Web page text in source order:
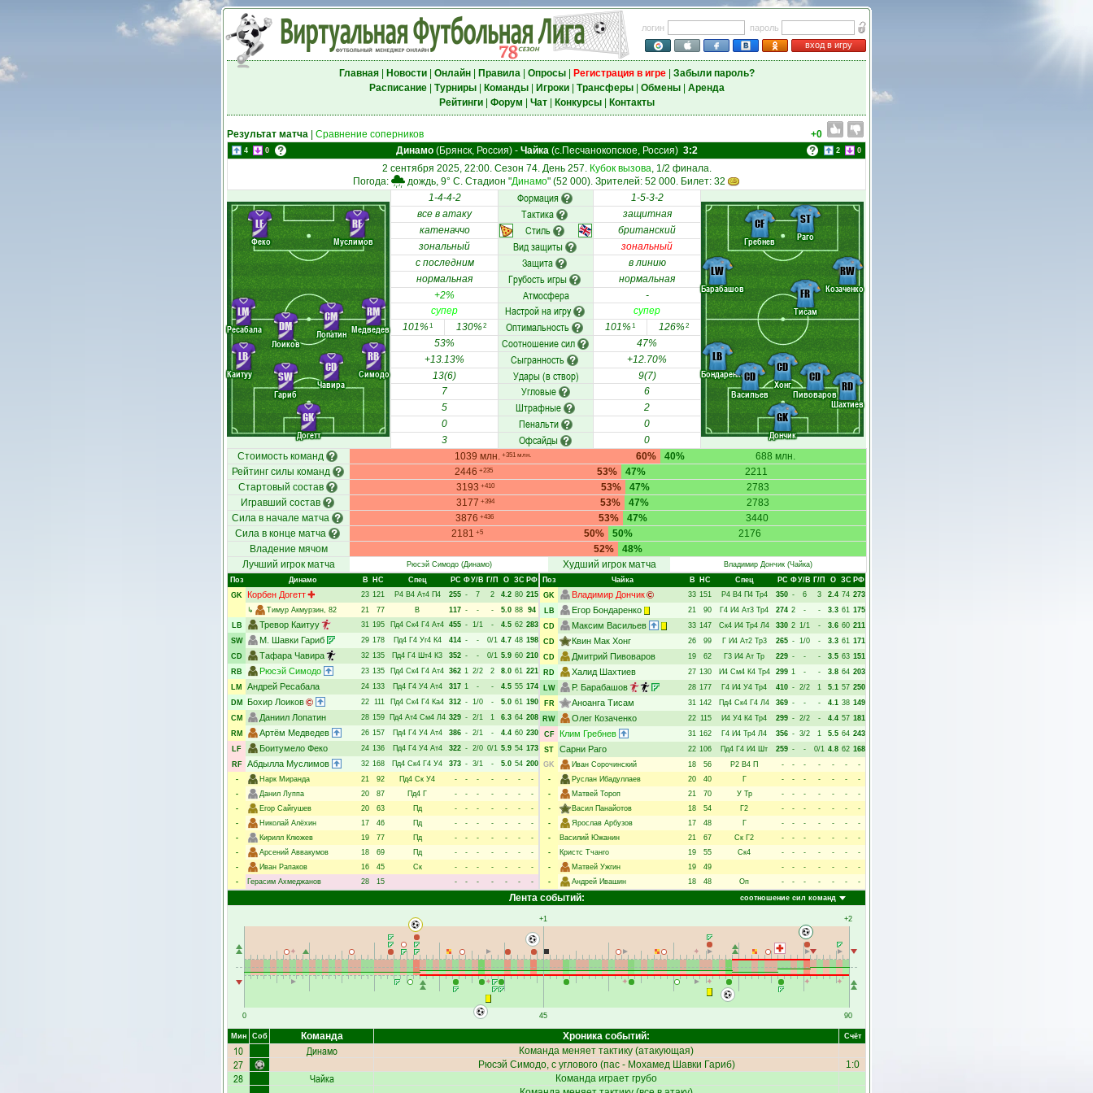
логин
пароль
вход в игру
Главная| Новости| Онлайн| Правила| Опросы| Регистрация в игре| Забыли пароль?
Расписание| Турниры| Команды| Игроки| Трансферы| Обмены| Аренда
Рейтинги| Форум Чат| Конкурсы| Контакты
Результат матча Сравнение соперников +0
4 0 Динамо(Брянск, Россия)- Чайка(с.Песчанокопское, Россия) 3:2 2 0
2 сентября 2025, 22:00. Сезон 74. День 257. Кубок вызова, 1/2 финала.
Погода:
дождь, 9° C. Стадион "Динамо" (52 000). Зрителей: 52 000. Билет: 32
Догетт
Каитуу
Гариб
Чавира
Симодо
Ресабала
Лоиков
Лопатин Медведев
Феко Муслимов
GK
LB
SW
CD
RB
LM
DM
CM RM
LF RF
1-4-4-2 Формация 1-5-3-2
Дончик
Бондаренко
Васильев
Хонг
Пивоваров
Шахтиев
Барабашов
Тисам
Козаченко
Гребнев Раго
GK
LB
CD
CD
CD
RD
LW
FR
RW
CF ST
все в атаку Тактика
защитная
катеначчо
Стиль
британский
зональный
Вид защиты
зональный
с последним
Защита
в линию
нормальная
Грубость игры
нормальная
+2%
Атмосфера
-
супер
Настрой на игру
супер
101%1 130%2 Оптимальность 101%1 126%2
53% Соотношение сил
47%
+13.13%
Сыгранность
+12.70%
13(6)
Удары (в створ)
9(7)
7
Угловые
6
5
Штрафные
2
0
Пенальти
0
3
Офсайды
0
Стоимость команд
1039 млн. +351 млн. 60% 688 млн.
40%
Рейтинг силы команд
2446 +235 53% 2211
47%
Стартовый состав
3193 +410 53% 2783
47%
Игравший состав
3177 +394 53% 2783
47%
Сила в начале матча
3876 +436 53% 3440
47%
Сила в конце матча
2181 +5 50% 2176
50%
Владение мячом
52%
48%
Лучший игрок матча
Рюсэй Симодо(Динамо) Худший игрок матча Владимир Дончик (Чайка)
Поз
Динамо В НC Спец РC ФУ/В Г/П О ЗС РФ
GK
Корбен Догетт 23 121 Р4 В4 Ат4 П4 255 - 7 2 4.2 80 215
↳
Тимур Акмурзин, 82 21 77 В 117 - - - 5.0 88 94
LB
Тревор Каитуу 31 195 Пд4 Ск4 Г4 Ат4 455 - 1/1 - 4.5 62 283
SW
М. Шавки Гариб 29 178 Пд4 Г4 Уг4 К4 414 - - 0/1 4.7 48 198
CD
Тафара Чавира 32 135 Пд4 Г4 Шт4 К3 352 - - 0/1 5.9 60 210
RB
Рюсэй Симодо 23 135 Пд4 Ск4 Г4 Ат4 362 1 2/2 2 8.0 61 221
LM
Андрей Ресабала 24 133 Пд4 Г4 У4 Ат4 317 1 - - 4.5 55 174
DM
Бохир Лоиков 22 111 Пд4 Ск4 Г4 Ка4 312 - 1/0 - 5.0 61 190
CM
Даниил Лопатин 28 159 Пд4 Ат4 См4 Л4 329 - 2/1 1 6.3 64 208
RM
Артём Медведев 26 157 Пд4 Г4 У4 Ат4 386 - 2/1 - 4.4 60 230
LF
Боитумело Феко 24 136 Пд4 Г4 У4 Ат4 322 - 2/0 0/1 5.9 54 173
RF
Абдылла Муслимов 32 168 Пд4 Ск4 Г4 У4 373 - 3/1 - 5.0 54 200
-
Нарк Миранда 21 92 Пд4 Ск У4 - - - - - -
-
-
Данил Луппа 20 87 Пд4 Г - - - - - -
-
-
Егор Сайгушев 20 63 Пд - - - - - -
-
-
Николай Алёхин 17 46 Пд - - - - - -
-
-
Кирилл Клюжев 19 77 Пд - - - - - -
-
-
Арсений Аввакумов 18 69 Пд - - - - - -
-
-
Иван Рапаков 16 45 Ск - - - - - -
-
-
Герасим Ахмеджанов 28 15 - - - - - - -
Поз Чайка В НC Спец РC ФУ/В Г/П О ЗС РФ
GK
Владимир Дончик 33 151 Р4 В4 П4 Тр4 350 - 6 3 2.4 74 273
LB
Егор Бондаренко 21 90 Г4 И4 Ат3 Тр4 274 2 - - 3.3 61 175
CD
Максим Васильев 33 147 Ск4 И4 Тр4 Л4 330 2 1/1 - 3.6 60 211
CD
Квин Мак Хонг 26 99 Г И4 Ат2 Тр3 265 - 1/0 - 3.3 61 171
CD
Дмитрий Пивоваров 19 62 Г3 И4 Ат Тр 229 - - - 3.5 63 151
RD
Халид Шахтиев 27 130 И4 См4 К4 Тр4 299 1 - - 3.8 64 203
LW
Р. Барабашов 28 177 Г4 И4 У4 Тр4 410 - 2/2 1 5.1 57 250
FR
Аноанга Тисам 31 142 Пд4 Ск4 Г4 Л4 369 - - - 4.1 38 149
RW
Олег Козаченко 22 115 И4 У4 К4 Тр4 299 - 2/2 - 4.4 57 181
CF
Клим Гребнев 31 162 Г4 И4 Тр4 Л4 356 - 3/2 1 5.5 64 243
ST
Сарни Раго 22 106 Пд4 Г4 И4 Шт 259 - - 0/1 4.8 62 168
GK
Иван Сорочинский 18 56 Р2 В4 П - - - - - -
-
-
Руслан Ибадуллаев 20 40 Г - - - - - -
-
-
Матвей Тороп 21 70 У Тр - - - - - -
-
-
Васил Панайотов 18 54 Г2 - - - - - -
-
-
Ярослав Арбузов 17 48 Г - - - - - -
-
-
Василий Южанин 21 67 Ск Г2 - - - - - -
-
-
Кристс Тчанго 19 55 Ск4 - - - - - -
-
-
Матвей Ужгин 19 49 - - - - - -
-
-
Андрей Ивашин 18 48 Оп - - - - - -
-
соотношение сил команд
Лента событий:
0
+1
45
+2
90
Мин Соб Команда Хроника событий: Счёт
10 Динамо Команда меняет тактику (атакующая)
27 Рюсэй Симодо, с углового (пас - Мохамед Шавки Гариб) 1:0
28 Чайка
Команда играет грубо